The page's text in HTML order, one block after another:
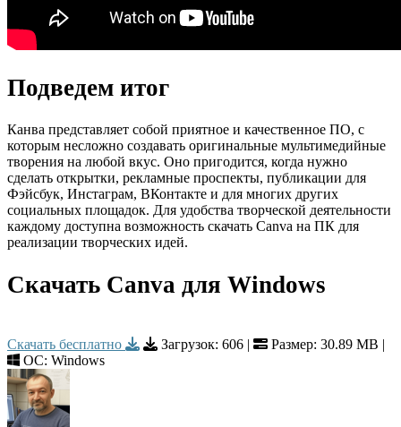
Подведем итог
Канва представляет собой приятное и качественное ПО, с
которым несложно создавать оригинальные мультимедийные
творения на любой вкус. Оно пригодится, когда нужно
сделать открытки, рекламные проспекты, публикации для
Фэйсбук, Инстаграм, ВКонтакте и для многих других
социальных площадок. Для удобства творческой деятельности
каждому доступна возможность скачать Canva на ПК для
реализации творческих идей.
Скачать Canva для Windows
Скачать бесплатно Загрузок: 606 |
Размер: 30.89 MB |
ОС: Windows